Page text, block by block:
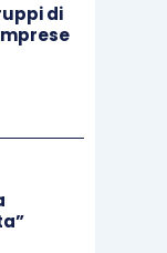
sul
Sportsolo a
scaduto il
degli
2021
di